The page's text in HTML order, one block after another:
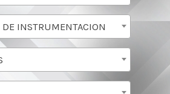
DE INSTRUMENTACION